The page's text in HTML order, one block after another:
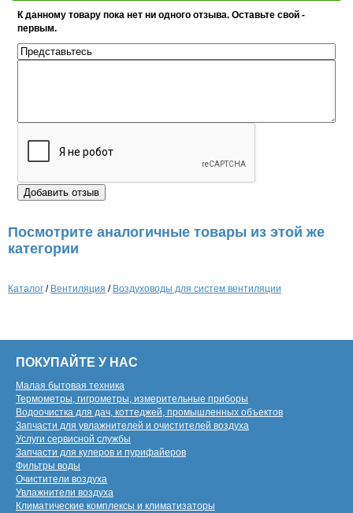
К данному товару пока нет ни одного отзыва. Оставьте свой -
первым.
Посмотрите аналогичные товары из этой же
категории
Каталог / Вентиляция / Воздуховоды для систем вентиляции
ПОКУПАЙТЕ У НАС
Малая бытовая техника
Термометры, гигрометры, измерительные приборы
Водоочистка для дач, коттеджей, промышленных объектов
Запчасти для увлажнителей и очистителей воздуха
Услуги сервисной службы
Запчасти для кулеров и пурифайеров
Фильтры воды
Очистители воздуха
Увлажнители воздуха
Климатические комплексы и климатизаторы